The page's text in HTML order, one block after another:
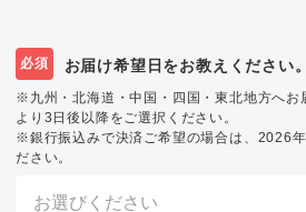
必須 お届け希望日をお教えください。
※九州・北海道・中国・四国・東北地方へお
より3日後以降をご選択ください。
※銀行振込みで決済ご希望の場合は、2026
ださい。